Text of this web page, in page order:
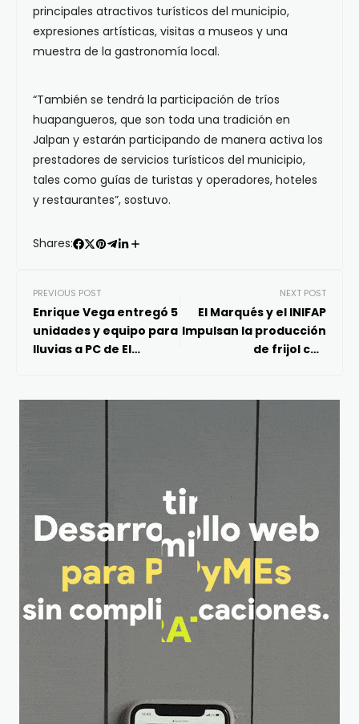
principales atractivos turísticos del municipio,
expresiones artísticas, visitas a museos y una
muestra de la gastronomía local.
“También se tendrá la participación de tríos
huapangueros, que son toda una tradición en
Jalpan y estarán participando de manera activa los
prestadores de servicios turísticos del municipio,
tales como guías de turistas y operadores, hoteles
y restaurantes”, sostuvo.
Shares:
PREVIOUS POST
Enrique Vega entregó 5
unidades y equipo para
lluvias a PC de El
NEXT POST
El Marqués y el INIFAP
Impulsan la producción
de frijol con